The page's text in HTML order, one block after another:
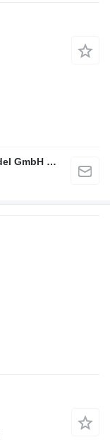
M.O. Baumaschinen & Nutzfahrzeughandel GmbH & CO.